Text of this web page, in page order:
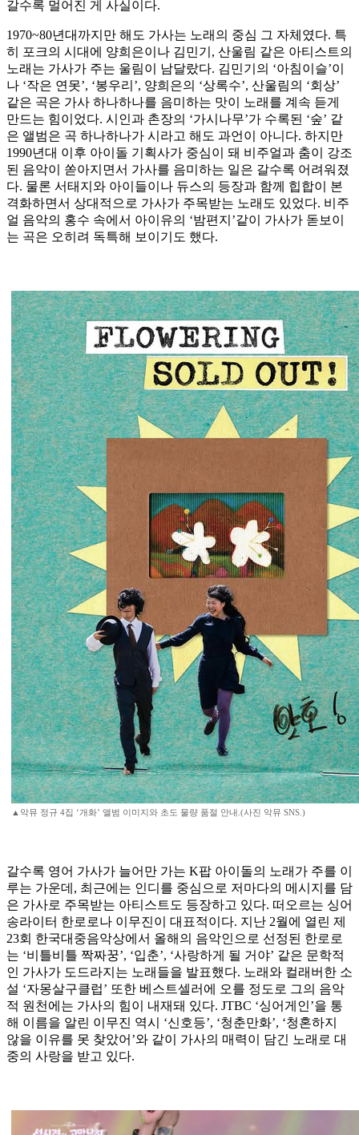
갈수록 멀어진 게 사실이다.
1970~80년대까지만 해도 가사는 노래의 중심 그 자체였다. 특
히 포크의 시대에 양희은이나 김민기, 산울림 같은 아티스트의
노래는 가사가 주는 울림이 남달랐다. 김민기의 ‘아침이슬’이
나 ‘작은 연못’, ‘봉우리’, 양희은의 ‘상록수’, 산울림의 ‘회상’
같은 곡은 가사 하나하나를 음미하는 맛이 노래를 계속 듣게
만드는 힘이었다. 시인과 촌장의 ‘가시나무’가 수록된 ‘숲’ 같
은 앨범은 곡 하나하나가 시라고 해도 과언이 아니다. 하지만
1990년대 이후 아이돌 기획사가 중심이 돼 비주얼과 춤이 강조
된 음악이 쏟아지면서 가사를 음미하는 일은 갈수록 어려워졌
다. 물론 서태지와 아이들이나 듀스의 등장과 함께 힙합이 본
격화하면서 상대적으로 가사가 주목받는 노래도 있었다. 비주
얼 음악의 홍수 속에서 아이유의 ‘밤편지’같이 가사가 돋보이
는 곡은 오히려 독특해 보이기도 했다.
▲악뮤 정규 4집 ‘개화’ 앨범 이미지와 초도 물량 품절 안내.(사진 악뮤 SNS.)
갈수록 영어 가사가 늘어만 가는 K팝 아이돌의 노래가 주를 이
루는 가운데, 최근에는 인디를 중심으로 저마다의 메시지를 담
은 가사로 주목받는 아티스트도 등장하고 있다. 떠오르는 싱어
송라이터 한로로나 이무진이 대표적이다. 지난 2월에 열린 제
23회 한국대중음악상에서 올해의 음악인으로 선정된 한로로
는 ‘비틀비틀 짝짜꿍’, ‘입춘’, ‘사랑하게 될 거야’ 같은 문학적
인 가사가 도드라지는 노래들을 발표했다. 노래와 컬래버한 소
설 ‘자몽살구클럽’ 또한 베스트셀러에 오를 정도로 그의 음악
적 원천에는 가사의 힘이 내재돼 있다. JTBC ‘싱어게인’을 통
해 이름을 알린 이무진 역시 ‘신호등’, ‘청춘만화’, ‘청혼하지
않을 이유를 못 찾았어’와 같이 가사의 매력이 담긴 노래로 대
중의 사랑을 받고 있다.